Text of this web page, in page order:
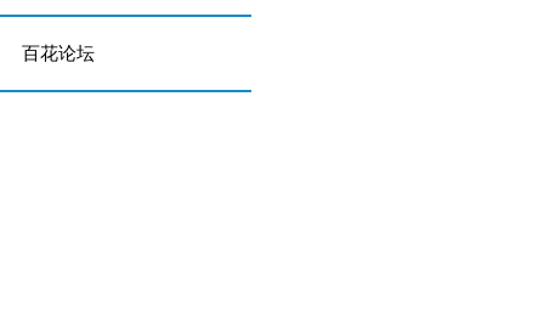
百花论坛